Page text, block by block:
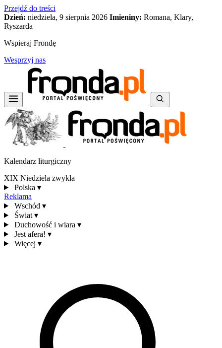
Przejdź do treści
Dzień: niedziela, 9 sierpnia 2026 Imieniny: Romana, Klary,
Ryszarda
Wspieraj Frondę
Wesprzyj nas
Kalendarz liturgiczny
XIX Niedziela zwykła
Polska ▾
Reklama
Wschód ▾
Świat ▾
Duchowość i wiara ▾
Jest afera! ▾
Więcej ▾